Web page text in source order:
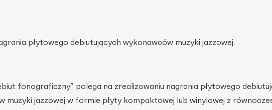
płytowego debiutujących wykonawców muzyki jazzowej.
fonograficzny” polega na zrealizowaniu nagrania płytowego
muzyki jazzowej w formie płyty kompaktowej lub winylowej z